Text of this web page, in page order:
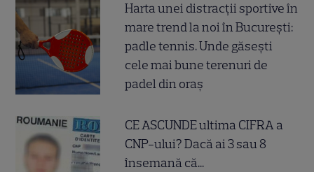
Harta unei distracții sportive în
mare trend la noi în București:
padle tennis. Unde găsești
cele mai bune terenuri de
padel din oraș
CE ASCUNDE ultima CIFRA a
CNP-ului? Dacă ai 3 sau 8
însemană că...